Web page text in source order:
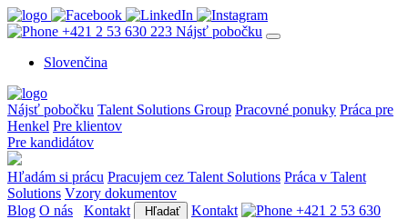
+421 2 53 630 223 Nájsť pobočku
Slovenčina
Nájsť pobočku Talent Solutions Group Pracovné ponuky Práca pre
Henkel Pre klientov
Pre kandidátov
Hľadám si prácu Pracujem cez Talent Solutions Práca v Talent
Solutions Vzory dokumentov
Blog O nás Kontakt Hľadať Kontakt
+421 2 53 630